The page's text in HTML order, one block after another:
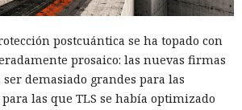
postcuántica se ha topado con
prosaico: las nuevas firmas
demasiado grandes para las
las que TLS se había optimizado